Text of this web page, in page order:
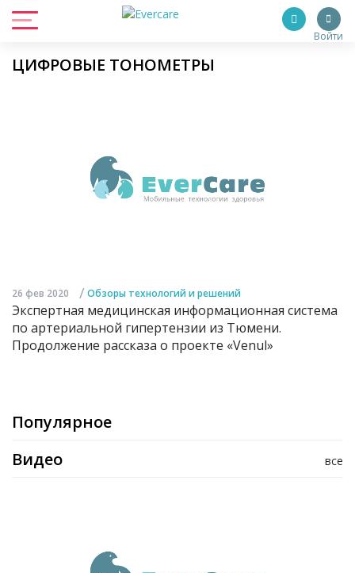
Войти
ЦИФРОВЫЕ ТОНОМЕТРЫ
26 фев 2020 / Обзоры технологий и решений
Экспертная медицинская информационная система
по артериальной гипертензии из Тюмени.
Продолжение рассказа о проекте «Venul»
Популярное
все
Видео